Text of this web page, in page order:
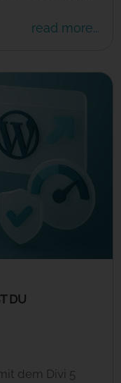
read more...
DU
dem Divi 5